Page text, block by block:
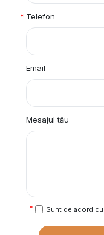
Telefon
Email
Mesajul tău
Sunt de acord cu